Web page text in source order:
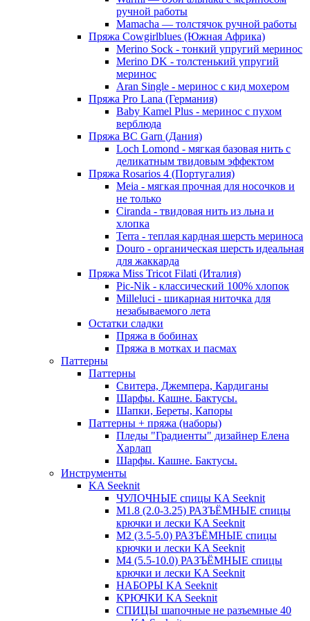
ручной работы
Mamacha — толстячок ручной работы
Пряжа Cowgirlblues (Южная Африка)
Merino Sock - тонкий упругий меринос
Merino DK - толстенький упругий
меринос
Aran Single - меринос с кид мохером
Пряжа Pro Lana (Германия)
Baby Kamel Plus - меринос с пухом
верблюда
Пряжа BC Garn (Дания)
Loch Lomond - мягкая базовая нить с
деликатным твидовым эффектом
Пряжа Rosarios 4 (Португалия)
Meia - мягкая прочная для носочков и
не только
Ciranda - твидовая нить из льна и
хлопка
Terra - теплая кардная шерсть мериноса
Douro - органическая шерсть идеальная
для жаккарда
Пряжа Miss Tricot Filati (Италия)
Pic-Nik - классический 100% хлопок
Milleluci - шикарная ниточка для
незабываемого лета
Остатки сладки
Пряжа в бобинах
Пряжа в мотках и пасмах
Паттерны
Паттерны
Свитера, Джемпера, Кардиганы
Шарфы. Кашне. Бактусы.
Шапки, Береты, Капоры
Паттерны + пряжа (наборы)
Пледы "Градиенты" дизайнер Елена
Харлап
Шарфы. Кашне. Бактусы.
Инструменты
KA Seeknit
ЧУЛОЧНЫЕ спицы KA Seeknit
М1.8 (2.0-3.25) РАЗЪЁМНЫЕ спицы
крючки и лески KA Seeknit
М2 (3.5-5.0) РАЗЪЁМНЫЕ спицы
крючки и лески KA Seeknit
М4 (5.5-10.0) РАЗЪЁМНЫЕ спицы
крючки и лески KA Seeknit
НАБОРЫ KA Seeknit
КРЮЧКИ KA Seeknit
СПИЦЫ шапочные не разъемные 40